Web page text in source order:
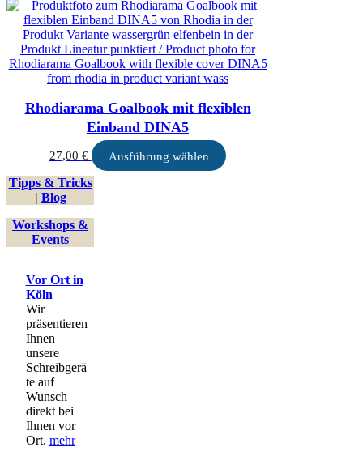
mehrere
Varianten
auf.
Die
Optionen
können
der
werden
Rhodiarama Goalbook mit flexiblen
Einband DINA5
27,00 € Ausführung wählen
Dieses
Tipps & Tricks
| Blog
Workshops &
Events
Vor Ort in
Köln
Wir
präsentieren
Ihnen
unsere
Schreibgerä
te auf
Wunsch
direkt bei
Ihnen vor
Ort. mehr